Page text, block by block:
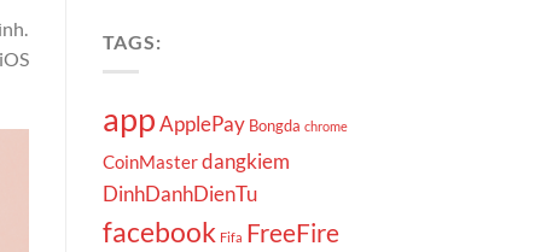
TAGS:
appApplePay Bongda chrome
CoinMaster dangkiem
DinhDanhDienTu
facebook Fifa FreeFire